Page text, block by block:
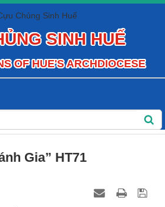
SINH HUẾ
OF HUE'S ARCHDIOCESE
Gia” HT71